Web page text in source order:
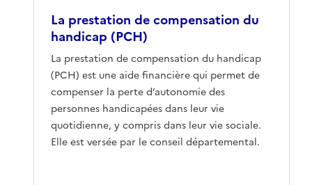
La prestation de compensation du
handicap (PCH)
La prestation de compensation du handicap
(PCH) est une aide financière qui permet de
compenser la perte d’autonomie des
personnes handicapées dans leur vie
quotidienne, y compris dans leur vie sociale.
Elle est versée par le conseil départemental.